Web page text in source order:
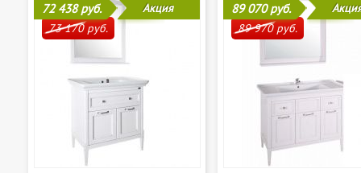
72 438 руб.
73 170 руб.
Акция 89 070 руб.
89 970 руб.